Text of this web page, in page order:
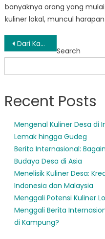
banyaknya orang yang
kuliner lokal, muncul
Post
navigation
Dari Kampung ke Dunia: Makanan Tradisional yang Menjadi Trending
Search
Recent Posts
Mengenal Kuliner Desa di
Lemak hingga Gudeg
Berita Internasional:
Budaya Desa di Asia
Menelisik Kuliner Desa:
Indonesia dan Malaysia
Menggali Potensi Kuliner
Menggali Berita
di Kampung?